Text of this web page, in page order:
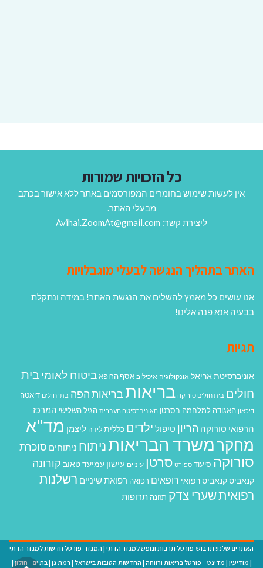
כל הזכויות שמורות
אין לעשות שימוש בחומרים המפורסמים באתר ללא אישור בכתב
מבעלי האתר.
ליצירת קשר: Avihai.ZoomAt@gmail.com
האתר בתהליך הנגשה לבעלי מוגבלויות
אנו עושים כל מאמץ להשלים את הנגשת האתר! במידה ונתקלת
בבעיה אנא פנה אלינו!
תגיות
אוניברסיטת אריאל אונקולוגיה איכילוב אסף הרופא ביטוח לאומיבית
חולים בית חולים סורוקה בריאותבריאות הפה בתי חולים דיאטה
דיכאון האגודה למלחמה בסרטן האוניברסיטה העברית הגיל השלישי המרכז
הרפואי סורוקה הריון טיפול ילדים כללית לידה ליצמן מד"א
מחקרמשרד הבריאותניתוח ניתוחים סוכרת
סורוקה סיעוד ספורט סרטן עיניים עישון עמיעד טאוב קורונה
קנאביסקנאביס רפואי רופאים רפואה רפואת שיניים רשלנות
רפואיתשערי צדק תזונה תרופות
האתרים שלנו: תרבוש-פורטל תרבות ונופש למגזר הדתי | המגזר-פורטל חדשות למגזר הדתי
| מודיעין | מדינט – פורטל בריאות ורווחה | החדשות הטובות בישראל | רמת גן |בת ים - חולון|